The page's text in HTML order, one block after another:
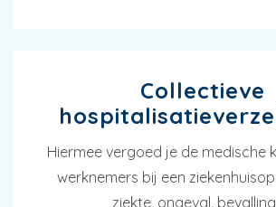
Collectieve
Hiermee vergoed je de medische
werknemers bij een
ziekte, ongeval,